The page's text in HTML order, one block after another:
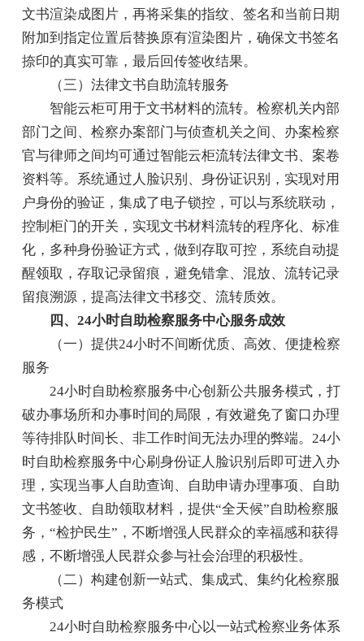
文书渲染成图片，再将采集的指纹、签名和当前日期
附加到指定位置后替换原有渲染图片，确保文书签名
捺印的真实可靠，最后回传签收结果。
（三）法律文书自助流转服务
智能云柜可用于文书材料的流转。检察机关内部
部门之间、检察办案部门与侦查机关之间、办案检察
官与律师之间均可通过智能云柜流转法律文书、案卷
资料等。系统通过人脸识别、身份证识别，实现对用
户身份的验证，集成了电子锁控，可以与系统联动，
控制柜门的开关，实现文书材料流转的程序化、标准
化，多种身份验证方式，做到存取可控，系统自动提
醒领取，存取记录留痕，避免错拿、混放、流转记录
留痕溯源，提高法律文书移交、流转质效。
四、24小时自助检察服务中心服务成效
（一）提供24小时不间断优质、高效、便捷检察
服务
24小时自助检察服务中心创新公共服务模式，打
破办事场所和办事时间的局限，有效避免了窗口办理
等待排队时间长、非工作时间无法办理的弊端。24小
时自助检察服务中心刷身份证人脸识别后即可进入办
理，实现当事人自助查询、自助申请办理事项、自助
文书签收、自助领取材料，提供“全天候”自助检察服
务，“检护民生”，不断增强人民群众的幸福感和获得
感，不断增强人民群众参与社会治理的积极性。
（二）构建创新一站式、集成式、集约化检察服
务模式
24小时自助检察服务中心以一站式检察业务体系